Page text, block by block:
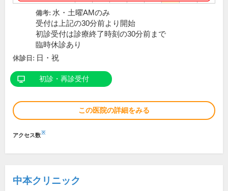
備考: 水・土曜AMのみ
受付は上記の30分前より開始
初診受付は診療終了時刻の30分前まで
臨時休診あり
休診日: 日・祝
初診・再診受付
この医院の詳細をみる
アクセス数※
中本クリニック